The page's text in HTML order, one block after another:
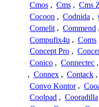
Cmos , Cms , Cms
Cocoon , Codnida ,
Comelit , Commend ,
Compufix4u , Coms
Concept Pro ,
Conico , Connectec ,
, Connex , Contack ,
Convo Kontor ,
Coolpad , Cooradilla